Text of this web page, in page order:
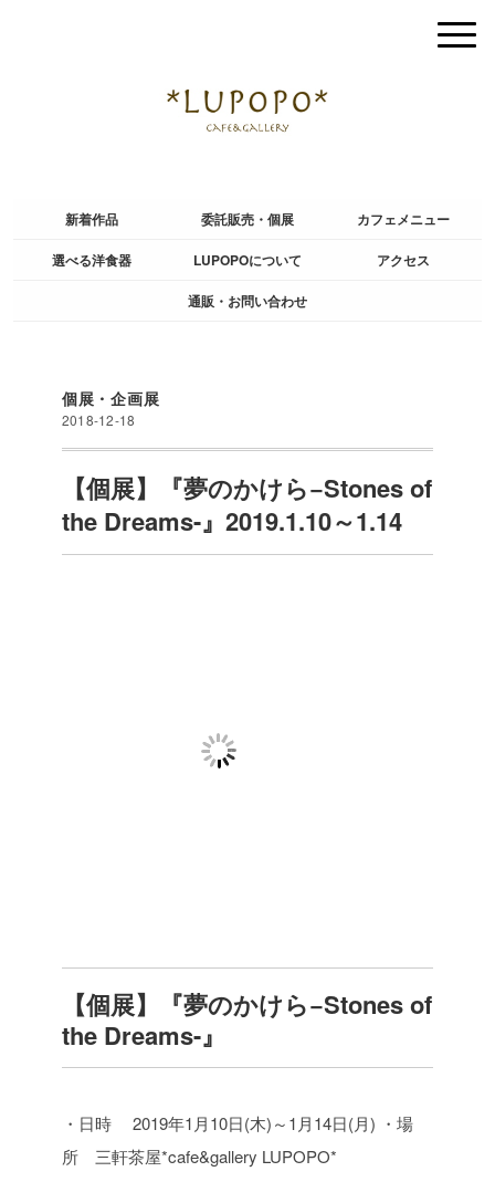
新着作品 委託販売・個展 カフェメニュー
選べる洋食器 LUPOPOについて アクセス
通販・お問い合わせ
個展・企画展
2018-12-18
【個展】『夢のかけら−Stones of
the Dreams-』2019.1.10～1.14
【個展】『夢のかけら−Stones of
the Dreams-』
・日時 2019年1月10日(木)～1月14日(月) ・場
所 三軒茶屋*cafe&gallery LUPOPO*